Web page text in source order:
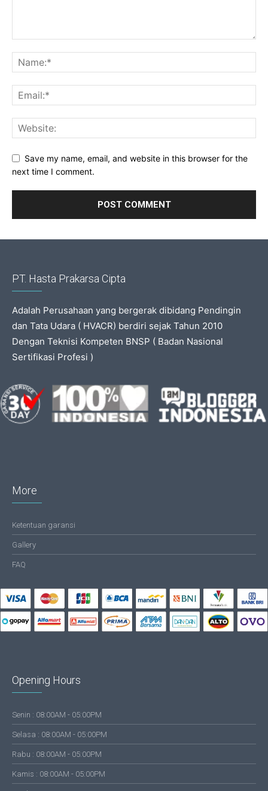
Save my name, email, and website in this browser for the
next time I comment.
PT. Hasta Prakarsa Cipta
Adalah Perusahaan yang bergerak dibidang Pendingin
dan Tata Udara ( HVACR) berdiri sejak Tahun 2010
Dengan Teknisi Kompeten BNSP ( Badan Nasional
Sertifikasi Profesi )
More
Ketentuan garansi
Gallery
FAQ
Opening Hours
Senin : 08:00AM - 05:00PM
Selasa : 08:00AM - 05:00PM
Rabu : 08:00AM - 05:00PM
Kamis : 08:00AM - 05:00PM